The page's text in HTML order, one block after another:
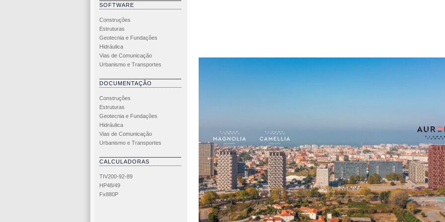
SOFTWARE
Construções
Estruturas
Geotecnia e Fundações
Hidráulica
Vias de Comunicação
Urbanismo e Transportes
DOCUMENTAÇÃO
Construções
Estruturas
Geotecnia e Fundações
Hidráulica
Vias de Comunicação
Urbanismo e Transportes
CALCULADORAS
TIV200-92-89
HP48/49
Fx880P